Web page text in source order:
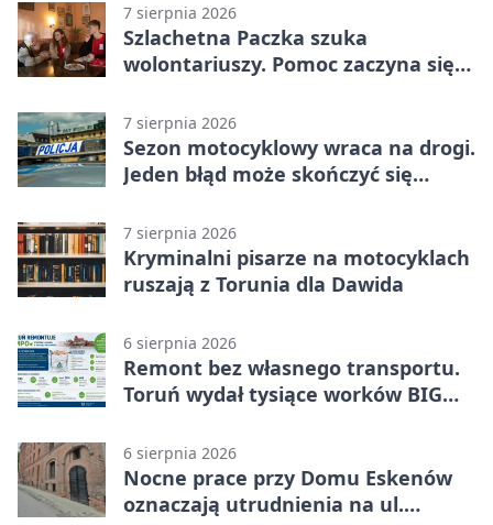
7 sierpnia 2026
Szlachetna Paczka szuka
wolontariuszy. Pomoc zaczyna się
7 sierpnia 2026
Sezon motocyklowy wraca na drogi.
Jeden błąd może skończyć się
7 sierpnia 2026
Kryminalni pisarze na motocyklach
ruszają z Torunia dla Dawida
6 sierpnia 2026
Remont bez własnego transportu.
Toruń wydał tysiące worków BIG
6 sierpnia 2026
Nocne prace przy Domu Eskenów
oznaczają utrudnienia na ul.